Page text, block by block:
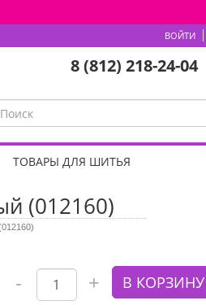
ВОЙТИ
8 (812) 218-24-04
ТОВАРЫ ДЛЯ ШИТЬЯ
(012160)